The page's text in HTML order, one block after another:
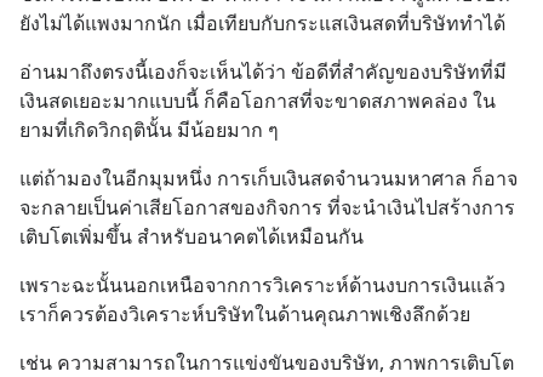
หน่วยความจำ โมเดล
ยังไม่ได้แพงมากนัก เมื่อเทียบกับกระแสเงินสดที่บริษัททำได้
อ่านมาถึงตรงนี้เองก็จะเห็นได้ว่า ข้อดีที่สำคัญของบริษัทที่มี
เงินสดเยอะมากแบบนี้ ก็คือโอกาสที่จะขาดสภาพคล่อง ใน
ยามที่เกิดวิกฤตินั้น มีน้อยมาก ๆ
แต่ถ้ามองในอีกมุมหนึ่ง การเก็บเงินสดจำนวนมหาศาล ก็อาจ
จะกลายเป็นค่าเสียโอกาสของกิจการ ที่จะนำเงินไปสร้างการ
เติบโตเพิ่มขึ้น สำหรับอนาคตได้เหมือนกัน
เพราะฉะนั้นนอกเหนือจากการวิเคราะห์ด้านงบการเงินแล้ว
เราก็ควรต้องวิเคราะห์บริษัทในด้านคุณภาพเชิงลึกด้วย
เช่น ความสามารถในการแข่งขันของบริษัท, ภาพการเติบโต